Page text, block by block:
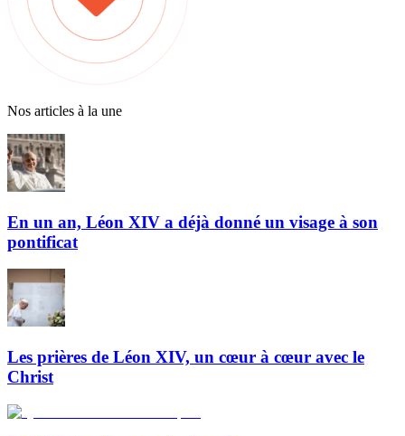
Nos articles à la une
En un an, Léon XIV a déjà donné un visage à son
pontificat
Les prières de Léon XIV, un cœur à cœur avec le
Christ